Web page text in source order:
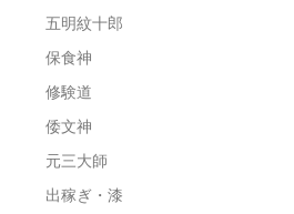
五明紋十郎
保食神
修験道
倭文神
元三大師
出稼ぎ・漆